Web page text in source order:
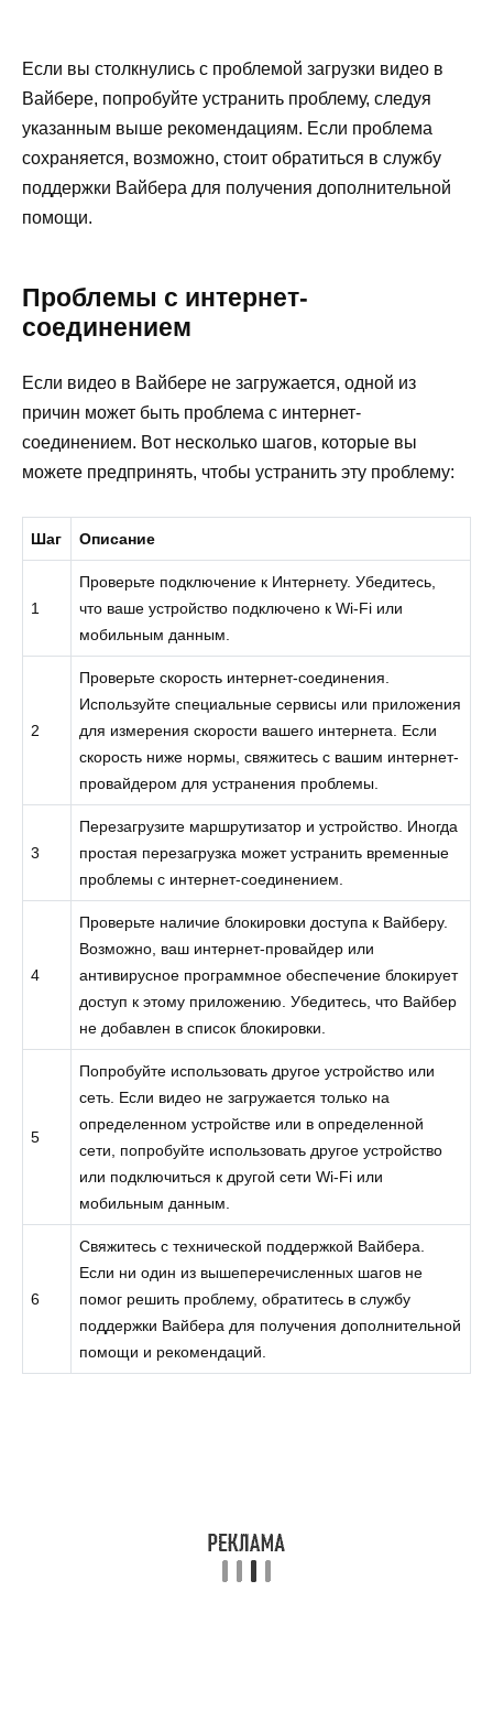
Если вы столкнулись с проблемой загрузки видео в
Вайбере, попробуйте устранить проблему, следуя
указанным выше рекомендациям. Если проблема
сохраняется, возможно, стоит обратиться в службу
поддержки Вайбера для получения дополнительной
помощи.
Проблемы с интернет-
соединением
Если видео в Вайбере не загружается, одной из
причин может быть проблема с интернет-
соединением. Вот несколько шагов, которые вы
можете предпринять, чтобы устранить эту проблему:
Шаг Описание
1
Проверьте подключение к Интернету. Убедитесь,
что ваше устройство подключено к Wi-Fi или
мобильным данным.
2
Проверьте скорость интернет-соединения.
Используйте специальные сервисы или приложения
для измерения скорости вашего интернета. Если
скорость ниже нормы, свяжитесь с вашим интернет-
провайдером для устранения проблемы.
3
Перезагрузите маршрутизатор и устройство. Иногда
простая перезагрузка может устранить временные
проблемы с интернет-соединением.
4
Проверьте наличие блокировки доступа к Вайберу.
Возможно, ваш интернет-провайдер или
антивирусное программное обеспечение блокирует
доступ к этому приложению. Убедитесь, что Вайбер
не добавлен в список блокировки.
5
Попробуйте использовать другое устройство или
сеть. Если видео не загружается только на
определенном устройстве или в определенной
сети, попробуйте использовать другое устройство
или подключиться к другой сети Wi-Fi или
мобильным данным.
6
Свяжитесь с технической поддержкой Вайбера.
Если ни один из вышеперечисленных шагов не
помог решить проблему, обратитесь в службу
поддержки Вайбера для получения дополнительной
помощи и рекомендаций.